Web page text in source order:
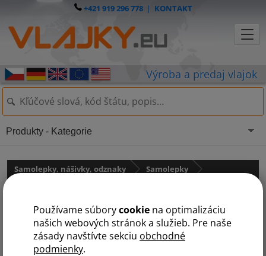
Používame súborycookie na optimalizáciu
našich webových stránok a služieb. Pre naše
zásady navštívte sekciu obchodné
podmienky.
+421 919 296 778| KONTAKT
Samolepky, nášivky, odznaky
Samolepky
Samolepka - vlajka Nový
Zéland
Produkty - Kategorie